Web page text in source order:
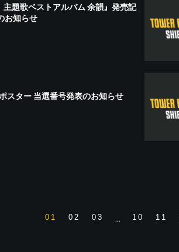
題歌ベストアルバム 余韻』発売記
お知らせ
スター 当選番号発表のお知らせ
01 02 03 10 11